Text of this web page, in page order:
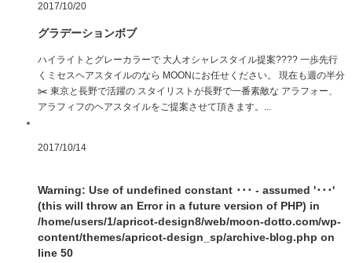
2017/10/20
グラデーションボブ
ハイライトとグレーカラーで 大人オシャレスタイル提案???? 一歩先行
くミセスヘアスタイルのなら MOONにお任せください。 現在も週の半分
✂️ 東京と長野で活躍の スタイリストが長野で一番素敵な アラフォー、
アラフィフのヘアスタイルをご提案させて頂きます。...
2017/10/14
Warning: Use of undefined constant ･･･ - assumed '･･･'
(this will throw an Error in a future version of PHP) in
/home/users/1/apricot-design8/web/moon-dotto.com/wp-
content/themes/apricot-design_sp/archive-blog.php on
line 50